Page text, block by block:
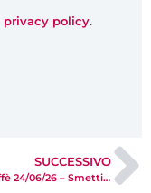
privacy policy.
SUCCESSIVO
Pausa Caffè 24/06/26 – Smetti di cercare, inizia a chiedere: Ask Maps, l’assistente AI che trasforma i dati locali in consigli su misura.